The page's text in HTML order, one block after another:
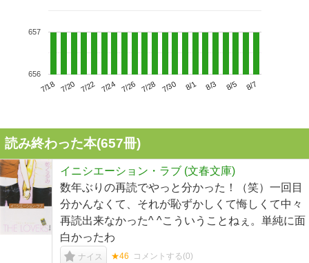
7/18 7/20 7/22 7/24 7/26 7/28 7/30 8/1 8/3 8/5 8/7
656
657
読み終わった本(657冊)
イニシエーション・ラブ (文春文庫)
数年ぶりの再読でやっと分かった！（笑）一回目
分かんなくて、それが恥ずかしくて悔しくて中々
再読出来なかった^ ^こういうことねぇ。単純に面
白かったわ
ナイス ★46 コメントする(0)